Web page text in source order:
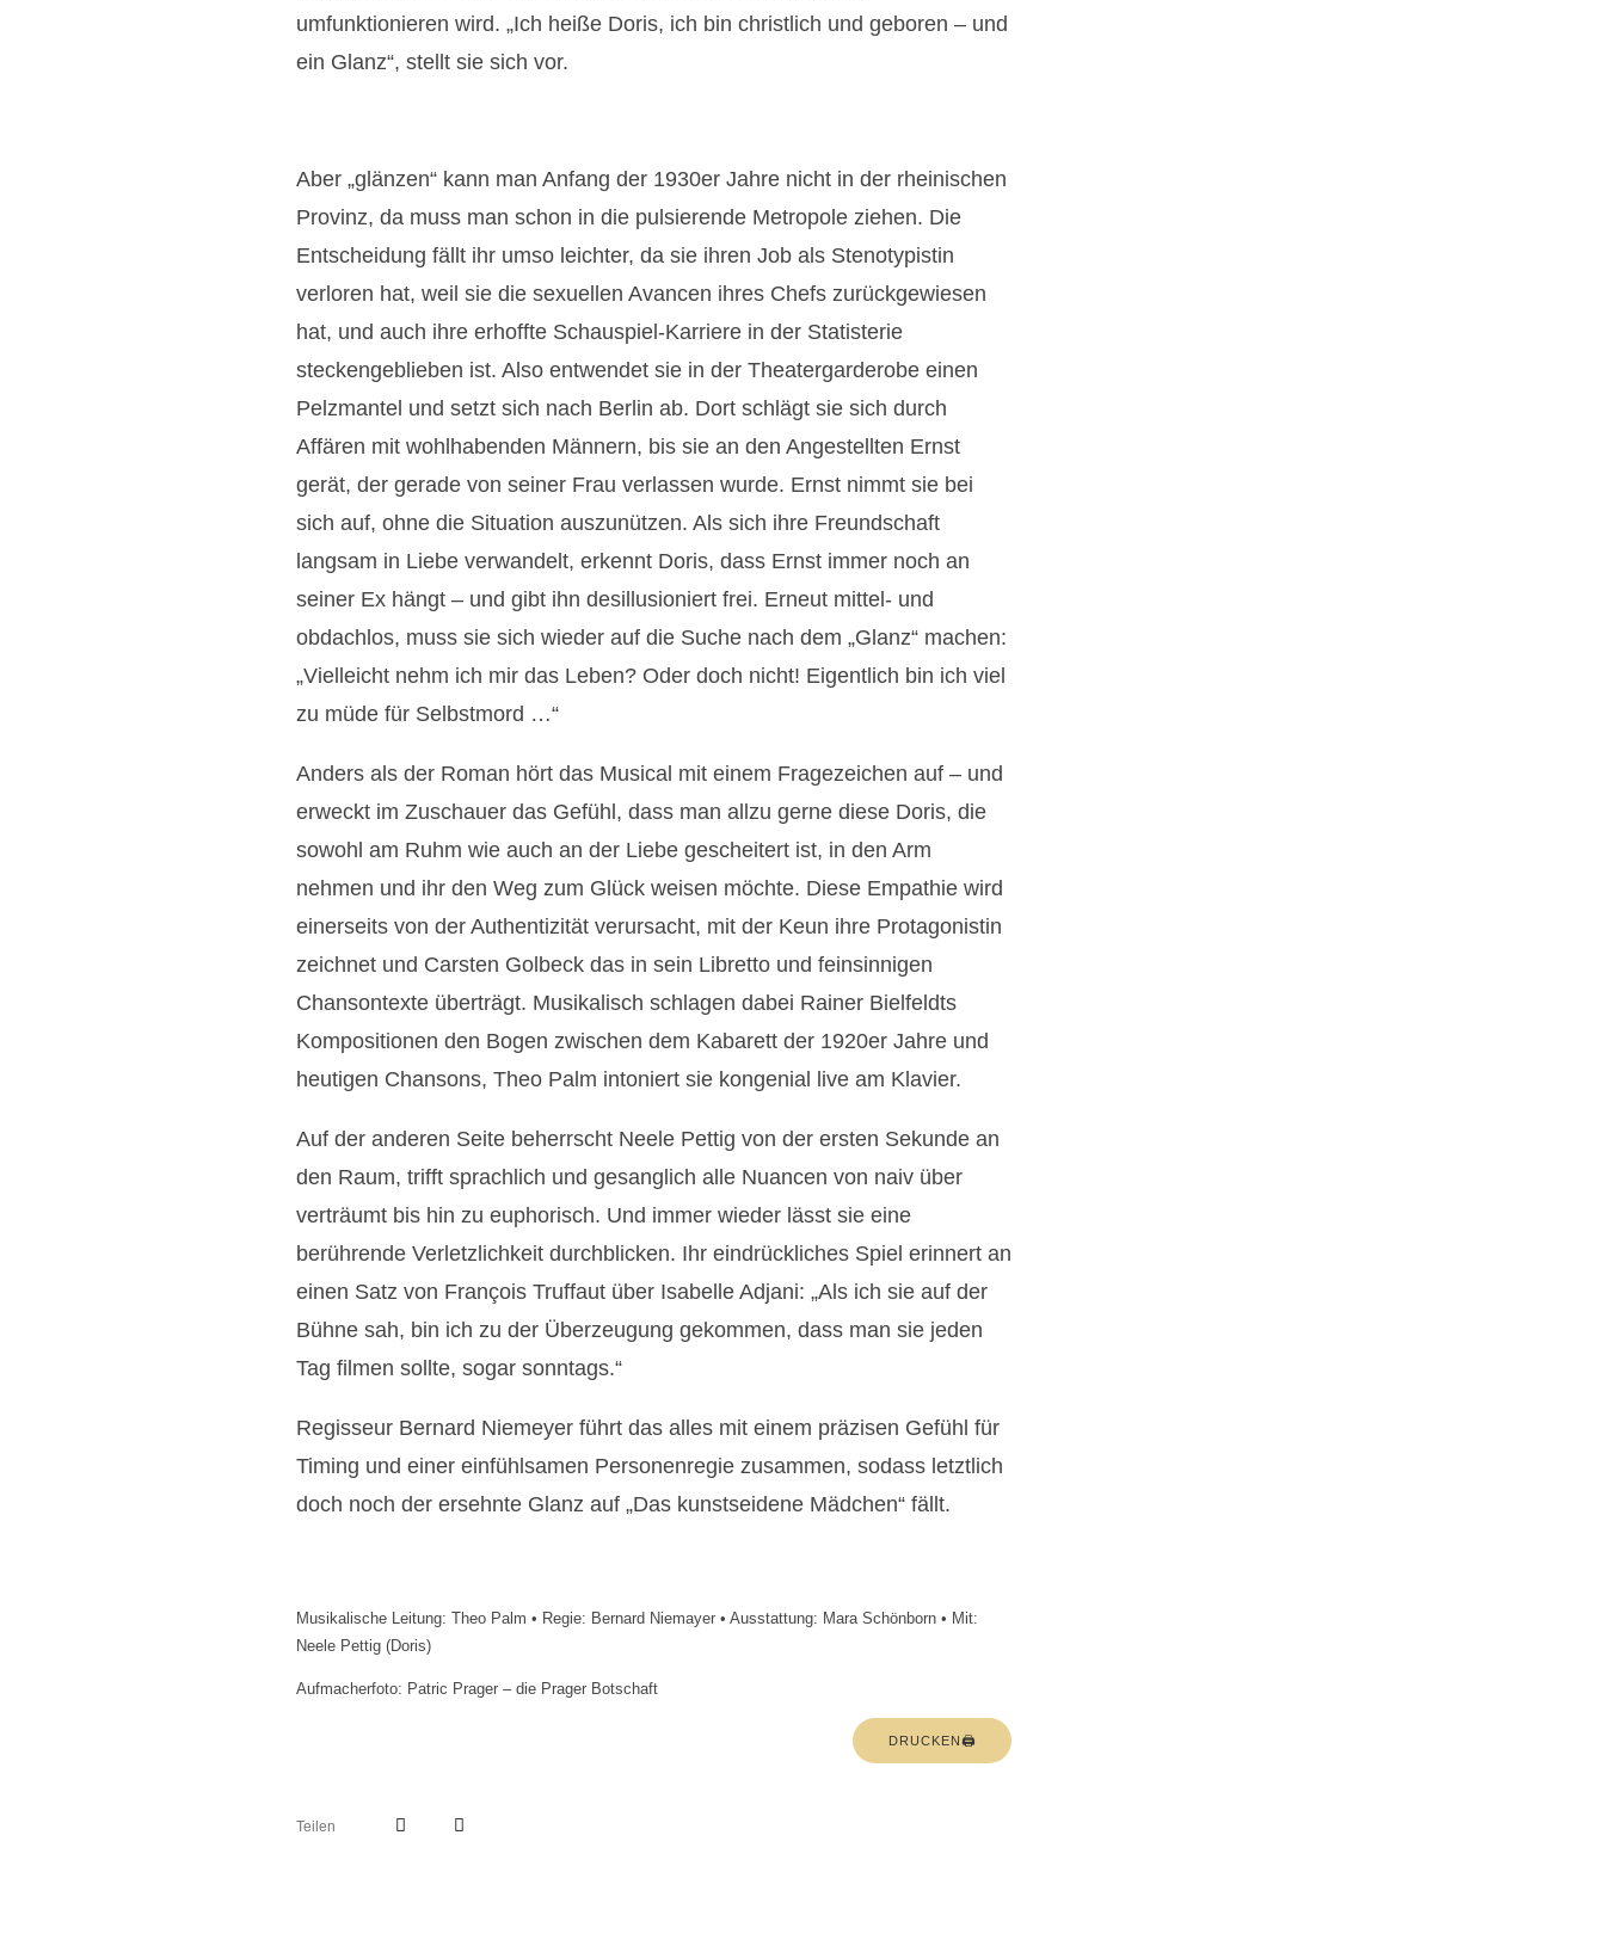
umfunktionieren wird. „Ich heiße Doris, ich bin christlich und geboren – und
ein Glanz“, stellt sie sich vor.
h
f
h
f
h
f
Aber „glänzen“ kann man Anfang der 1930er Jahre nicht in der rheinischen
Provinz, da muss man schon in die pulsierende Metropole ziehen. Die
Entscheidung fällt ihr umso leichter, da sie ihren Job als Stenotypistin
verloren hat, weil sie die sexuellen Avancen ihres Chefs zurückgewiesen
hat, und auch ihre erhoffte Schauspiel-Karriere in der Statisterie
steckengeblieben ist. Also entwendet sie in der Theatergarderobe einen
Pelzmantel und setzt sich nach Berlin ab. Dort schlägt sie sich durch
Affären mit wohlhabenden Männern, bis sie an den Angestellten Ernst
gerät, der gerade von seiner Frau verlassen wurde. Ernst nimmt sie bei
sich auf, ohne die Situation auszunützen. Als sich ihre Freundschaft
langsam in Liebe verwandelt, erkennt Doris, dass Ernst immer noch an
seiner Ex hängt – und gibt ihn desillusioniert frei. Erneut mittel- und
obdachlos, muss sie sich wieder auf die Suche nach dem „Glanz“ machen:
„Vielleicht nehm ich mir das Leben? Oder doch nicht! Eigentlich bin ich viel
zu müde für Selbstmord …“
Anders als der Roman hört das Musical mit einem Fragezeichen auf – und
erweckt im Zuschauer das Gefühl, dass man allzu gerne diese Doris, die
sowohl am Ruhm wie auch an der Liebe gescheitert ist, in den Arm
nehmen und ihr den Weg zum Glück weisen möchte. Diese Empathie wird
einerseits von der Authentizität verursacht, mit der Keun ihre Protagonistin
zeichnet und Carsten Golbeck das in sein Libretto und feinsinnigen
Chansontexte überträgt. Musikalisch schlagen dabei Rainer Bielfeldts
Kompositionen den Bogen zwischen dem Kabarett der 1920er Jahre und
heutigen Chansons, Theo Palm intoniert sie kongenial live am Klavier.
Auf der anderen Seite beherrscht Neele Pettig von der ersten Sekunde an
den Raum, trifft sprachlich und gesanglich alle Nuancen von naiv über
verträumt bis hin zu euphorisch. Und immer wieder lässt sie eine
berührende Verletzlichkeit durchblicken. Ihr eindrückliches Spiel erinnert an
einen Satz von François Truffaut über Isabelle Adjani: „Als ich sie auf der
Bühne sah, bin ich zu der Überzeugung gekommen, dass man sie jeden
Tag filmen sollte, sogar sonntags.“
Regisseur Bernard Niemeyer führt das alles mit einem präzisen Gefühl für
Timing und einer einfühlsamen Personenregie zusammen, sodass letztlich
doch noch der ersehnte Glanz auf „Das kunstseidene Mädchen“ fällt.
Musikalische Leitung: Theo Palm • Regie: Bernard Niemayer • Ausstattung: Mara Schönborn • Mit:
Neele Pettig (Doris)
Aufmacherfoto: Patric Prager – die Prager Botschaft
DRUCKEN🖨
Teilen